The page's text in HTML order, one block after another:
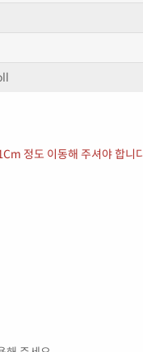
정도 이동해 주셔야 합니